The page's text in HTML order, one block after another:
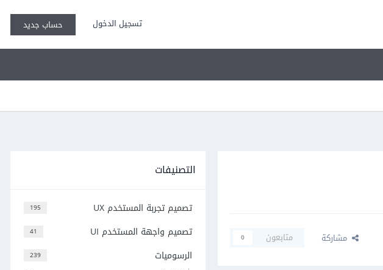
تسجيل الدخول حساب جديد
مشاركة متابعون 0
التصنيفات
195 تصميم تجربة المستخدم UX
41 تصميم واجهة المستخدم UI
239 الرسوميات